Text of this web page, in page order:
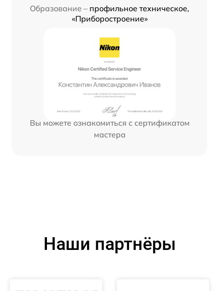
Образование – профильное техническое,
«Приборостроение»
Вы можете ознакомиться с сертификатом
мастера
Наши партнёры